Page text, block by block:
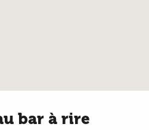
bar à rire